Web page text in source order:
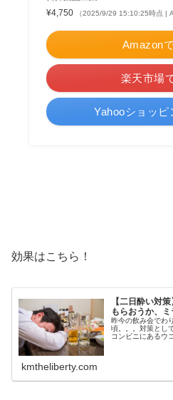
¥4,750
（2025/9/29 15:10:25時点 |
Amazon
楽天市場
Yahooショッピ
効果はこちら！
【二日酔い対
もらおうか、
昨今の飲み会でわ
頃。。。対策とし
コンビニにあるウ
kmtheliberty.com